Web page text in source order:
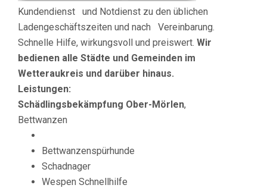
Kundendienst und Notdienst zu den üblichen
Ladengeschäftszeiten und nach Vereinbarung.
Schnelle Hilfe, wirkungsvoll und preiswert. Wir
bedienen alle Städte und Gemeinden im
Wetteraukreis und darüber hinaus.
Leistungen:
Schädlingsbekämpfung Ober-Mörlen,
Bettwanzen
Bettwanzenspürhunde
Schadnager
Wespen Schnellhilfe